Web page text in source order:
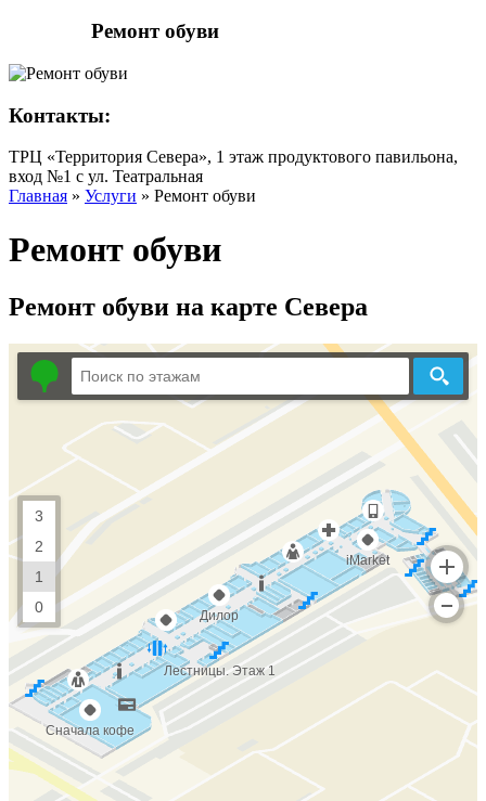
Ремонт обуви
Контакты:
ТРЦ «Территория Севера», 1 этаж продуктового павильона,
вход №1 с ул. Театральная
Главная » Услуги » Ремонт обуви
Ремонт обуви
Ремонт обуви на карте Севера